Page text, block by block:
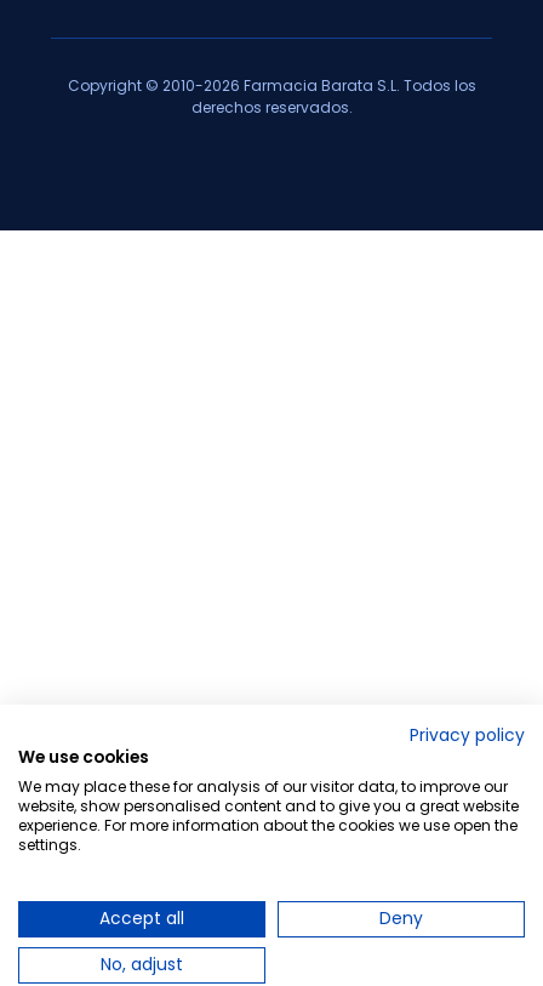
Copyright © 2010-2026 Farmacia Barata S.L. Todos los
derechos reservados.
Privacy policy
We use cookies
We may place these for analysis of our visitor data, to improve our
website, show personalised content and to give you a great website
experience. For more information about the cookies we use open the
settings.
Accept all
Deny
No, adjust